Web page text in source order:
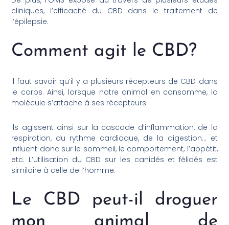
cliniques, l’efficacité du CBD dans le traitement de
l’épilepsie.
Comment agit le CBD?
Il faut savoir qu’il y a plusieurs récepteurs de CBD dans
le corps. Ainsi, lorsque notre animal en consomme, la
molécule s’attache à ses récepteurs.
Ils agissent ainsi sur la cascade d’inflammation, de la
respiration, du rythme cardiaque, de la digestion… et
influent donc sur le sommeil, le comportement, l’appétit,
etc. L’utilisation du CBD sur les canidés et félidés est
similaire à celle de l’homme.
Le CBD peut-il droguer